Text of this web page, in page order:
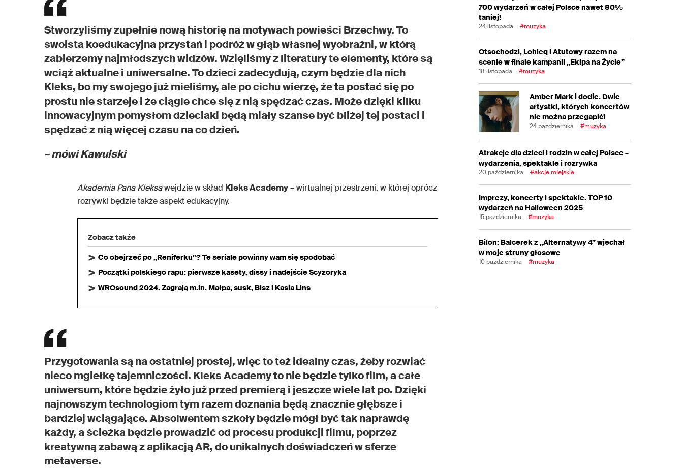
Stworzyliśmy zupełnie nową historię na motywach powieści Brzechwy. To
swoista koedukacyjna przystań i podróż w głąb własnej wyobraźni, w którą
zabierzemy najmłodszych widzów. Wzięliśmy z literatury te elementy, które są
wciąż aktualne i uniwersalne. To dzieci zadecydują, czym będzie dla nich
Kleks, bo my swojego już mieliśmy, ale po cichu wierzę, że ta postać się po
prostu nie starzeje i że ciągle chce się z nią spędzać czas. Może dzięki kilku
innowacyjnym pomysłom dzieciaki będą miały szanse być bliżej tej postaci i
spędzać z nią więcej czasu na co dzień.
– mówi Kawulski
Akademia Pana Kleksawejdzie w skład Kleks Academy– wirtualnej przestrzeni, w której oprócz
rozrywki będzie także aspekt edukacyjny.
Zobacz także
Co obejrzeć po „Reniferku”? Te seriale powinny wam się spodobać
Początki polskiego rapu: pierwsze kasety, dissy i nadejście Scyzoryka
WROsound 2024. Zagrają m.in. Małpa, susk, Bisz i Kasia Lins
Przygotowania są na ostatniej prostej, więc to też idealny czas, żeby rozwiać
nieco mgiełkę tajemniczości. Kleks Academy to nie będzie tylko film, a całe
uniwersum, które będzie żyło już przed premierą i jeszcze wiele lat po. Dzięki
najnowszym technologiom tym razem doznania będą znacznie głębsze i
bardziej wciągające. Absolwentem szkoły będzie mógł być tak naprawdę
każdy, a ścieżka będzie prowadzić od procesu produkcji filmu, poprzez
kreatywną zabawą z aplikacją AR, do unikalnych doświadczeń w sferze
metaverse.
700 wydarzeń w całej Polsce nawet 80%
taniej!
24 listopada #muzyka
Otsochodzi, Lohleq i Atutowy razem na
scenie w finale kampanii „Ekipa na Życie”
18 listopada #muzyka
Amber Mark i dodie. Dwie
artystki, których koncertów
nie można przegapić!
24 października #muzyka
Atrakcje dla dzieci i rodzin w całej Polsce –
wydarzenia, spektakle i rozrywka
20 października #akcje miejskie
Imprezy, koncerty i spektakle. TOP 10
wydarzeń na Halloween 2025
15 października #muzyka
Bilon: Balcerek z „Alternatywy 4” wjechał
w moje struny głosowe
10 października #muzyka